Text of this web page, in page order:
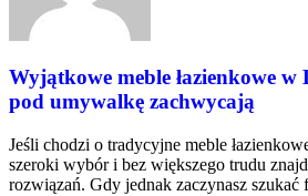
Wyjątkowe meble łazienkowe
pod umywalkę zachwycają
Jeśli chodzi o tradycyjne meble
szeroki wybór i bez większego trudu
rozwiązań. Gdy jednak zaczynasz